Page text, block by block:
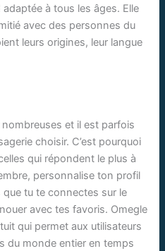
à tous les âges. Elle
avec des personnes du
leurs origines, leur langue
et il est parfois
choisir. C’est pourquoi
qui répondent le plus à
personnalise ton profil
tu te connectes sur le
avec tes favoris. Omegle
qui permet aux utilisateurs
du monde entier en temps